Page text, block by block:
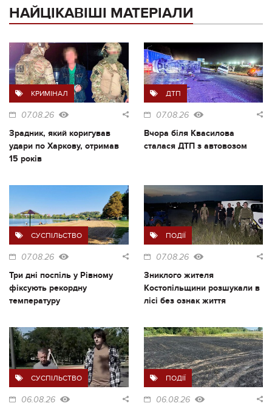
НАЙЦІКАВІШІ МАТЕРІАЛИ
КРИМІНАЛ
07.08.26
Зрадник, який коригував
удари по Харкову, отримав
15 років
ДТП
07.08.26
Вчора біля Квасилова
сталася ДТП з автовозом
СУСПІЛЬСТВО
07.08.26
Три дні поспіль у Рівному
фіксують рекордну
температуру
ПОДІЇ
07.08.26
Зниклого жителя
Костопільщини розшукали в
лісі без ознак життя
СУСПІЛЬСТВО
06.08.26
ПОДІЇ
06.08.26